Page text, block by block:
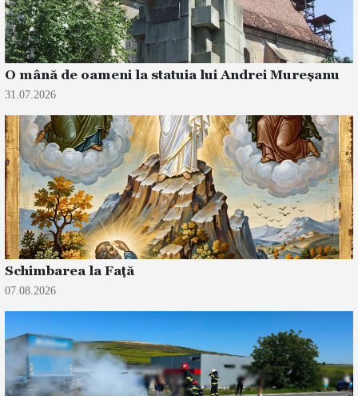
O mână de oameni la statuia lui Andrei Mureșanu
31.07.2026
Schimbarea la Față
07.08.2026